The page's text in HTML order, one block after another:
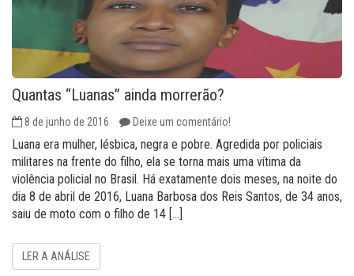
Quantas “Luanas” ainda morrerão?
8 de junho de 2016 Deixe um comentário!
Luana era mulher, lésbica, negra e pobre. Agredida por policiais
militares na frente do filho, ela se torna mais uma vítima da
violência policial no Brasil. Há exatamente dois meses, na noite do
dia 8 de abril de 2016, Luana Barbosa dos Reis Santos, de 34 anos,
saiu de moto com o filho de 14 […]
LER A ANÁLISE